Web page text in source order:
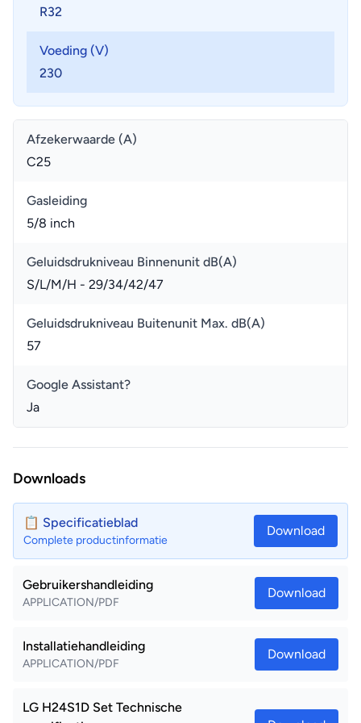
R32
Voeding (V)
230
Afzekerwaarde (A)
C25
Gasleiding
5/8 inch
Geluidsdrukniveau Binnenunit dB(A)
S/L/M/H - 29/34/42/47
Geluidsdrukniveau Buitenunit Max. dB(A)
57
Google Assistant?
Ja
Downloads
📋 Specificatieblad
Complete productinformatie
Download
Gebruikershandleiding
APPLICATION/PDF
Download
Installatiehandleiding
APPLICATION/PDF
Download
LG H24S1D Set Technische